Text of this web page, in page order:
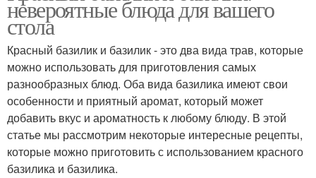
невероятные блюда для вашего
стола
Красный базилик и базилик - это два вида трав, которые
можно использовать для приготовления самых
разнообразных блюд. Оба вида базилика имеют свои
особенности и приятный аромат, который может
добавить вкус и ароматность к любому блюду. В этой
статье мы рассмотрим некоторые интересные рецепты,
которые можно приготовить с использованием красного
базилика и базилика.